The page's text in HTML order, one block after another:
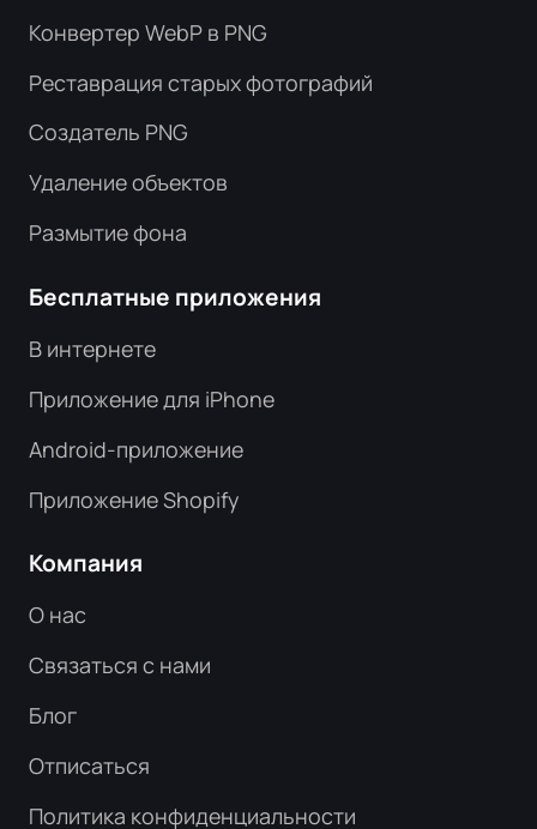
Конвертер WebP в PNG
Реставрация старых фотографий
Создатель PNG
Удаление объектов
Размытие фона
Бесплатные приложения
В интернете
Приложение для iPhone
Android-приложение
Приложение Shopify
Компания
О нас
Связаться с нами
Блог
Отписаться
Политика конфиденциальности